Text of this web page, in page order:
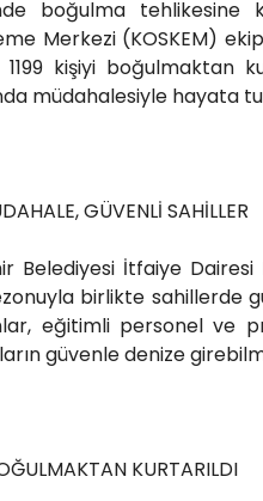
boğulma tehlikesine
Merkezi (KOSKEM)
kişiyi boğulmaktan
müdahalesiyle hayata
GÜVENLİ SAHİLLER
Belediyesi İtfaiye
birlikte
eğitimli personel ve
güvenle denize
KURTARILDI